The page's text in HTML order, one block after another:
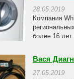
28.05.2019
Компания
более 16
Вася
27.05.2019